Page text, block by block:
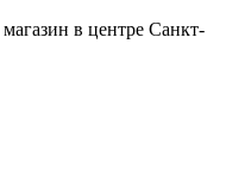
в центре Санкт-